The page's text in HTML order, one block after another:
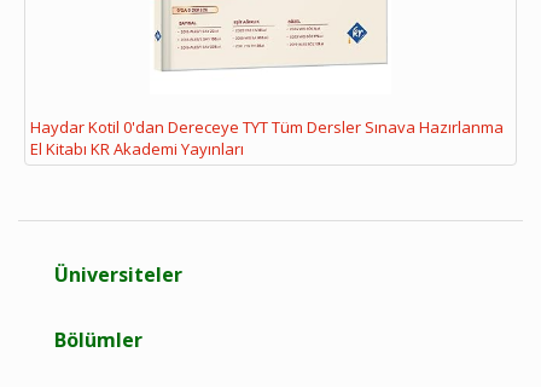
Haydar Kotil 0'dan Dereceye TYT Tüm Dersler Sınava Hazırlanma
El Kitabı KR Akademi Yayınları
Üniversiteler
Bölümler